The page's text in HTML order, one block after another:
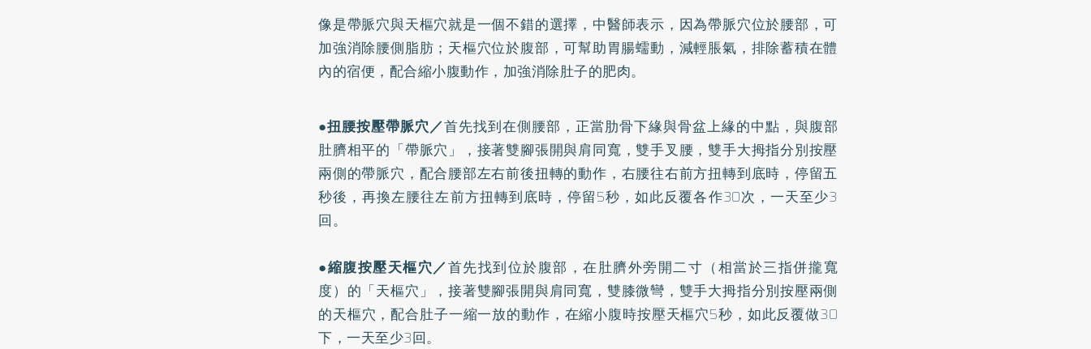
像是帶脈穴與天樞穴就是一個不錯的選擇，中醫師表示，因為帶脈穴位於腰部，可
加強消除腰側脂肪；天樞穴位於腹部，可幫助胃腸蠕動，減輕脹氣，排除蓄積在體
內的宿便，配合縮小腹動作，加強消除肚子的肥肉。
●扭腰按壓帶脈穴／首先找到在側腰部，正當肋骨下緣與骨盆上緣的中點，與腹部
肚臍相平的「帶脈穴」，接著雙腳張開與肩同寬，雙手叉腰，雙手大拇指分別按壓
兩側的帶脈穴，配合腰部左右前後扭轉的動作，右腰往右前方扭轉到底時，停留五
秒後，再換左腰往左前方扭轉到底時，停留5秒，如此反覆各作30次，一天至少3
回。
●縮腹按壓天樞穴／首先找到位於腹部，在肚臍外旁開二寸（相當於三指併攏寬
度）的「天樞穴」，接著雙腳張開與肩同寬，雙膝微彎，雙手大拇指分別按壓兩側
的天樞穴，配合肚子一縮一放的動作，在縮小腹時按壓天樞穴5秒，如此反覆做30
下，一天至少3回。